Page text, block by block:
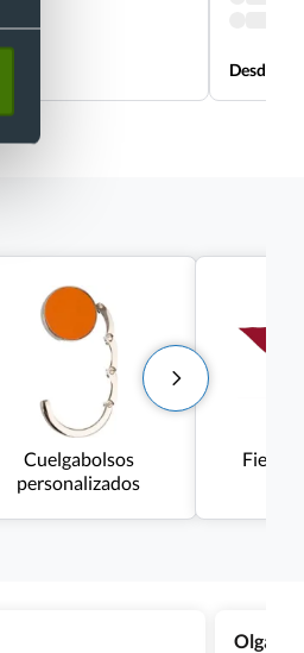
Desde
Cuelgabolsos
personalizados
Olga